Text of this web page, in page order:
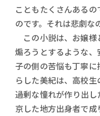
こともたくさんある
のです。それは悲劇な
この小説は、お嬢様
煽ろうとするような
子の側の苦悩も丁寧
らした美紀は、高校
過剰な憧れが作り出
京した地方出身者で